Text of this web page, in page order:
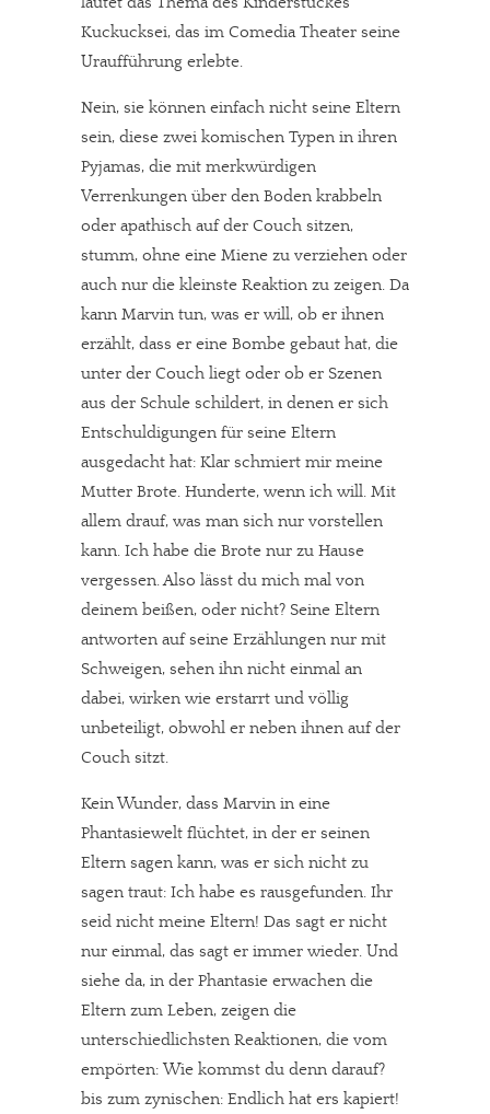
Kuckucksei, das im Comedia Theater seine
Uraufführung erlebte.
Nein, sie können einfach nicht seine Eltern
sein, diese zwei komischen Typen in ihren
Pyjamas, die mit merkwürdigen
Verrenkungen über den Boden krabbeln
oder apathisch auf der Couch sitzen,
stumm, ohne eine Miene zu verziehen oder
auch nur die kleinste Reaktion zu zeigen. Da
kann Marvin tun, was er will, ob er ihnen
erzählt, dass er eine Bombe gebaut hat, die
unter der Couch liegt oder ob er Szenen
aus der Schule schildert, in denen er sich
Entschuldigungen für seine Eltern
ausgedacht hat: Klar schmiert mir meine
Mutter Brote. Hunderte, wenn ich will. Mit
allem drauf, was man sich nur vorstellen
kann. Ich habe die Brote nur zu Hause
vergessen. Also lässt du mich mal von
deinem beißen, oder nicht? Seine Eltern
antworten auf seine Erzählungen nur mit
Schweigen, sehen ihn nicht einmal an
dabei, wirken wie erstarrt und völlig
unbeteiligt, obwohl er neben ihnen auf der
Couch sitzt.
Kein Wunder, dass Marvin in eine
Phantasiewelt flüchtet, in der er seinen
Eltern sagen kann, was er sich nicht zu
sagen traut: Ich habe es rausgefunden. Ihr
seid nicht meine Eltern! Das sagt er nicht
nur einmal, das sagt er immer wieder. Und
siehe da, in der Phantasie erwachen die
Eltern zum Leben, zeigen die
unterschiedlichsten Reaktionen, die vom
empörten: Wie kommst du denn darauf?
bis zum zynischen: Endlich hat ers kapiert!